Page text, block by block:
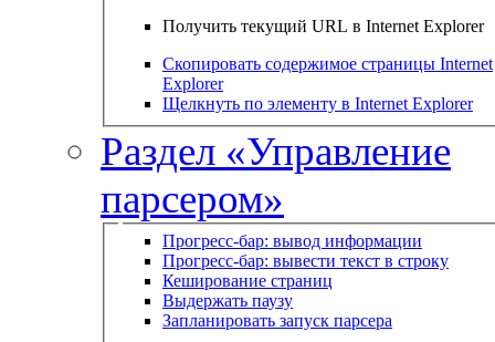
Получить текущий URL в Internet Explorer
Скопировать содержимое страницы Internet
Explorer
Щелкнуть по элементу в Internet Explorer
Раздел «Управление
парсером»
Прогресс-бар: вывод информации
Прогресс-бар: вывести текст в строку
Кеширование страниц
Выдержать паузу
Запланировать запуск парсера